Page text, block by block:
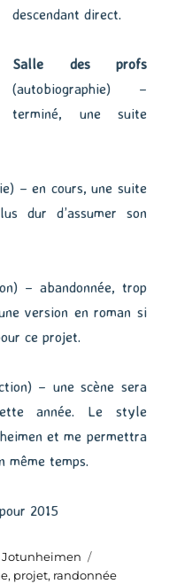
descendant direct.
Salle des profs
(autobiographie) –
terminé, une suite
– en cours, une suite
dur d’assumer son
– abandonnée, trop
version en roman si
ce projet.
– une scène sera
année. Le style
et me permettra
temps.
2015
Catégories
Jotunheimen
, projet, randonnée